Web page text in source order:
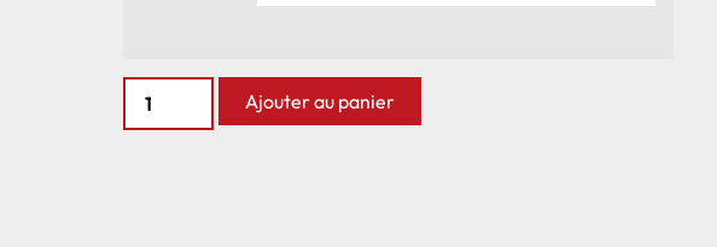
Ajouter au panier